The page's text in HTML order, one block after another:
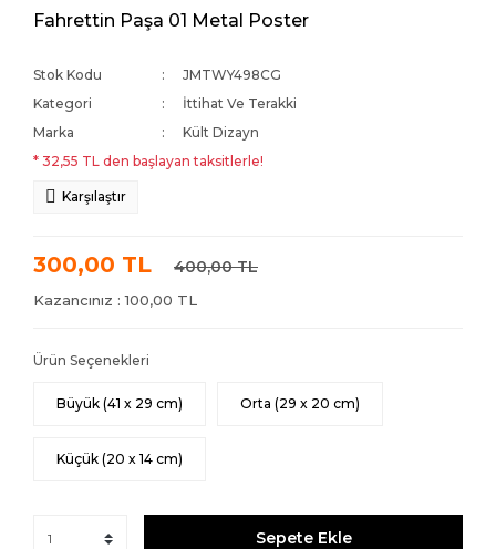
Fahrettin Paşa 01 Metal Poster
Stok Kodu
JMTWY498CG
Kategori
İttihat Ve Terakki
Marka
Kült Dizayn
* 32,55 TL den başlayan taksitlerle!
Karşılaştır
300,00 TL 400,00 TL
Kazancınız : 100,00 TL
Ürün Seçenekleri
Büyük (41 x 29 cm) Orta (29 x 20 cm)
Küçük (20 x 14 cm)
Sepete Ekle